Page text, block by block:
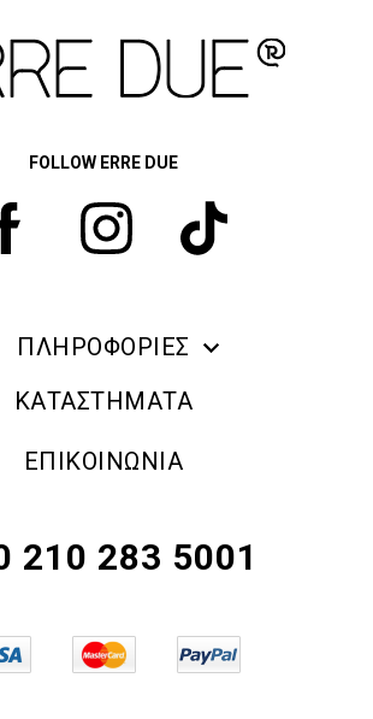
FOLLOW ERRE DUE
ΠΛΗΡΟΦΟΡΙΕΣ
ERRE DUE MAKE UP
ΕΠΙΣΤΡΟΦΗΣ ΠΡΟΪΟΝΤΩΝ
ΚΑΤΑΣΤΗΜΑΤΑ
ΕΠΙΚΟΙΝΩΝΙΑ
210 283 5001